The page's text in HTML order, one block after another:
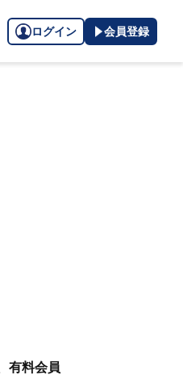
ログイン 会員登録
有料会員